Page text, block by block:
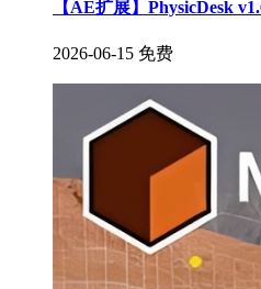
【AE扩展】PhysicDesk
2026-06-15 免费